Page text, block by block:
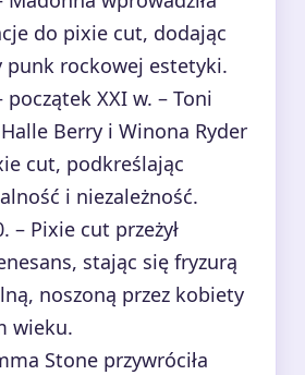
do pixie cut, dodając
punk rockowej estetyki.
początek XXI w. – Toni
Berry i Winona Ryder
cut, podkreślając
i niezależność.
– Pixie cut przeżył
stając się fryzurą
noszoną przez kobiety
wieku.
Stone przywróciła